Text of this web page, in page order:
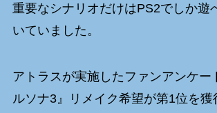
重要なシナリオだけはPS2でしか遊
いていました。
アトラスが実施したファンアンケー
ルソナ3』リメイク希望が第1位を獲